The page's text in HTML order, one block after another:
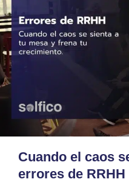
Cuando el caos
errores de